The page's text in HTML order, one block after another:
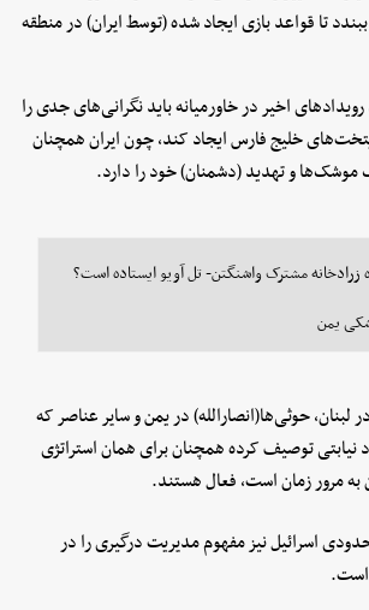
تا قواعد بازی ایجاد شده (توسط ایران) در منطقه
رویدادهای اخیر در خاورمیانه باید نگرانی‌های جدی را
خلیج فارس ایجاد کند، چون ایران همچنان
و تهدید (دشمنان) خود را دارد.
مشترک واشنگتن- تل آویو ایستاده است؟
یمن
حوثی‌ها(انصارالله) در یمن و سایر عناصر که
نیابتی توصیف کرده همچنان برای همان استراتژی
مرور زمان است، فعال هستند.
اسرائیل نیز مفهوم مدیریت درگیری را در
است.